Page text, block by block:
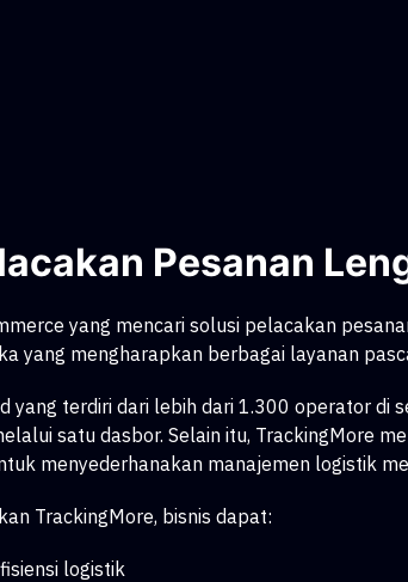
Pesanan
yang mencari solusi pelacakan
yang mengharapkan berbagai layanan
yang terdiri dari lebih dari 1.300 operator di
satu dasbor. Selain itu, TrackingMore
menyederhanakan manajemen logistik
TrackingMore, bisnis dapat:
logistik